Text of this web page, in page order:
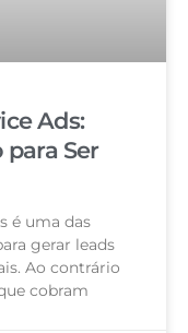
Ads:
Ser
é uma das
gerar leads
Ao contrário
cobram